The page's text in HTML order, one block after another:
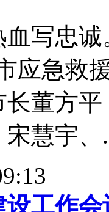
写忠
应急救
董方
慧宇、
工作